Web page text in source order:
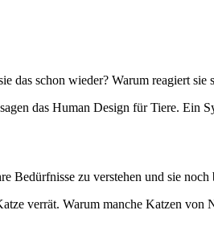
das schon wieder? Warum reagiert sie
das Human Design für Tiere. Ein
zu verstehen und sie noch
verrät. Warum manche Katzen von